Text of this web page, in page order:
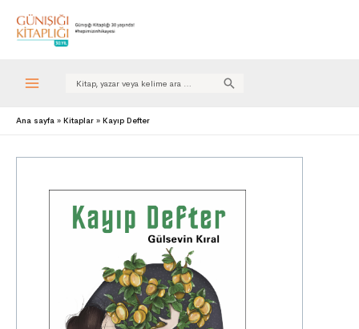
Search
Ana sayfa Kitaplar Kayıp Defter